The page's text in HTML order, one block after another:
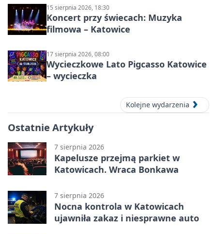
15 sierpnia 2026, 18:30
Koncert przy świecach: Muzyka
filmowa – Katowice
17 sierpnia 2026, 08:00
Wycieczkowe Lato Pigcasso Katowice
– wycieczka
Kolejne wydarzenia
Ostatnie Artykuły
7 sierpnia 2026
Kapelusze przejmą parkiet w
Katowicach. Wraca Bonkawa
7 sierpnia 2026
Nocna kontrola w Katowicach
ujawniła zakaz i niesprawne auto